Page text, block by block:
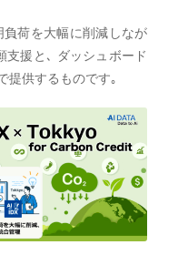
荷を大幅に削減しなが
支援と､ ダッシュボード
提供するものです｡